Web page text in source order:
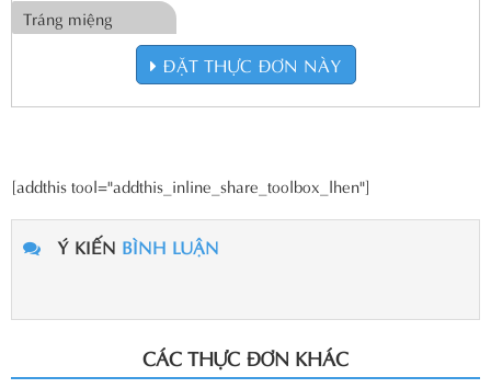
Tráng miệng
ĐẶT THỰC ĐƠN NÀY
[addthis tool="addthis_inline_share_toolbox_lhen"]
Ý KIẾN BÌNH LUẬN
CÁC THỰC ĐƠN KHÁC